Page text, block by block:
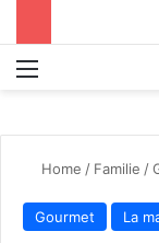
Home / Familie /
Gourmet La